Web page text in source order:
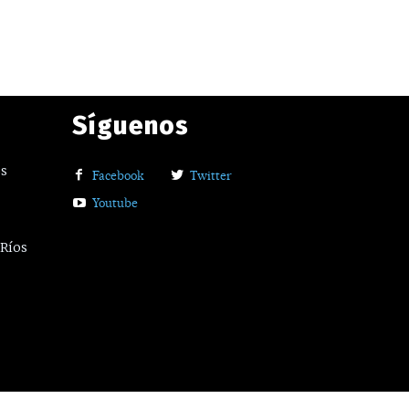
Síguenos
Facebook
Twitter
Youtube